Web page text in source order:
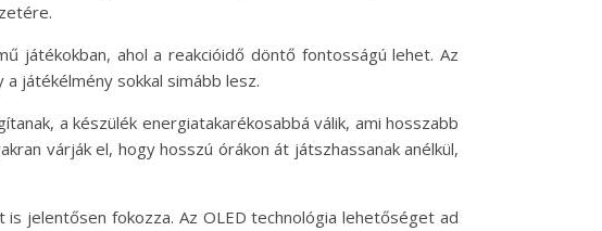
játékokban, ahol a reakcióidő döntő fontosságú lehet. Az
játékélmény sokkal simább lesz.
a készülék energiatakarékosabbá válik, ami hosszabb
várják el, hogy hosszú órákon át játszhassanak anélkül,
jelentősen fokozza. Az OLED technológia lehetőséget ad